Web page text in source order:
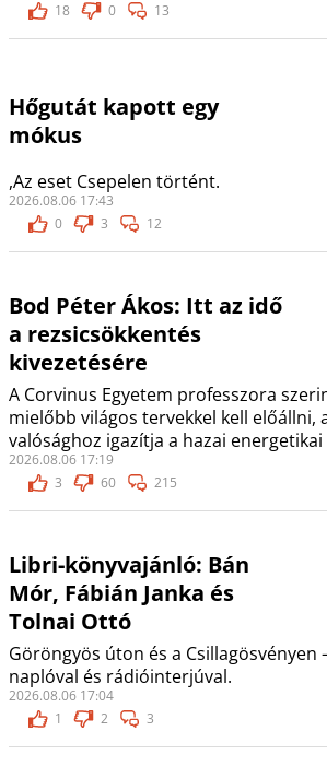
18
0 13
Hőgutát kapott egy
mókus
,Az eset Csepelen történt.
2026.08.06 17:43
0
3 12
Bod Péter Ákos: Itt az idő
a rezsicsökkentés
kivezetésére
A Corvinus Egyetem professzora
mielőbb világos tervekkel kell előállni,
valósághoz igazítja a hazai
2026.08.06 17:19
3
60 215
Libri-könyvajánló: Bán
Mór, Fábián Janka és
Tolnai Ottó
Göröngyös úton és a Csillagösvényen
naplóval és rádióinterjúval.
2026.08.06 17:04
1
2 3